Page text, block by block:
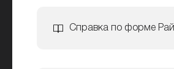
Справка по форме